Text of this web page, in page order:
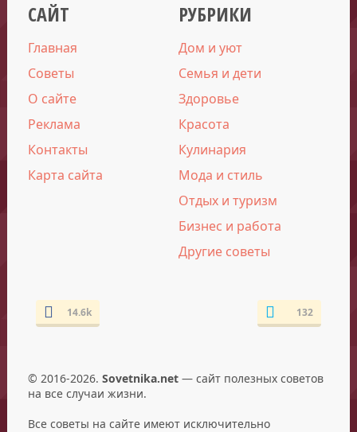
САЙТ
Главная
Советы
О сайте
Реклама
Контакты
Карта сайта
РУБРИКИ
Дом и уют
Семья и дети
Здоровье
Красота
Кулинария
Мода и стиль
Отдых и туризм
Бизнес и работа
Другие советы
14.6k 132
© 2016-2026. Sovetnika.net— сайт полезных советов
на все случаи жизни.
Все советы на сайте имеют исключительно